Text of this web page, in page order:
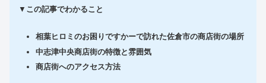
▼ この記事でわかること
相葉ヒロミのお困りですかーで訪れた佐倉市の商店街の場所
中志津中央商店街の特徴と雰囲気
商店街へのアクセス方法